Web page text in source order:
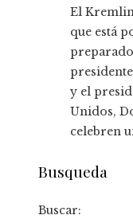
El
que está
y el
Unidos,
celebren
Busqueda
Buscar: